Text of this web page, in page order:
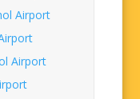
Airport
Airport